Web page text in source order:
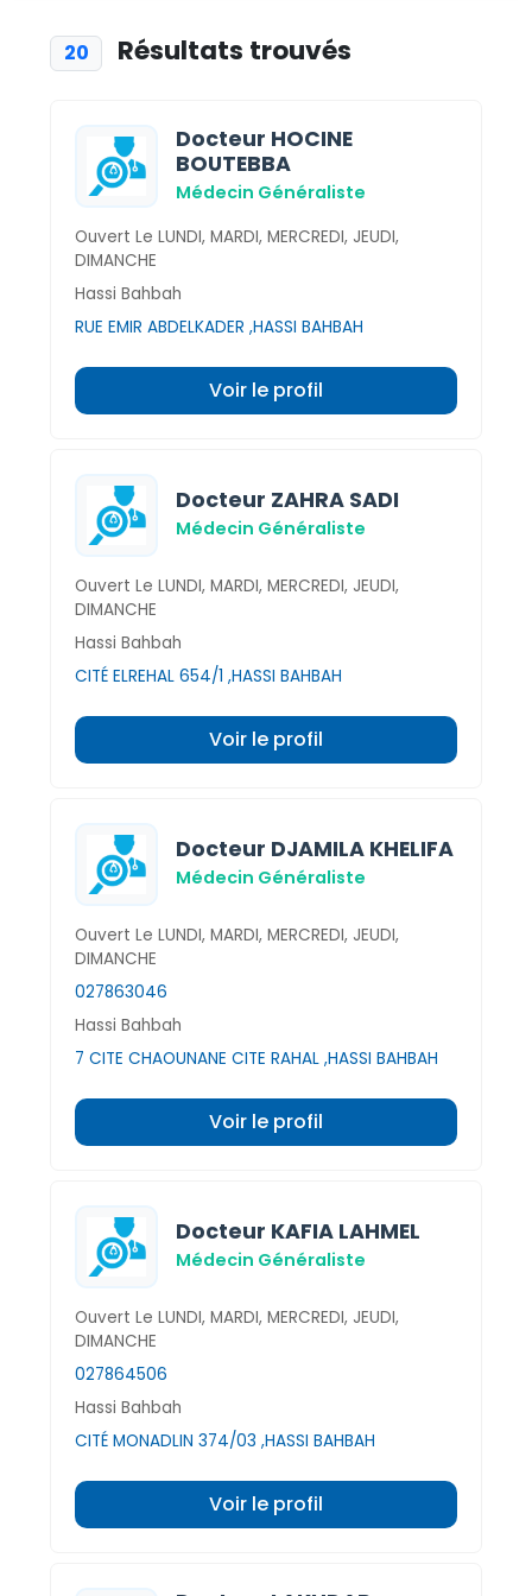
20 Résultats trouvés
Docteur HOCINE
BOUTEBBA
Médecin Généraliste
Ouvert Le LUNDI, MARDI, MERCREDI, JEUDI,
DIMANCHE
Hassi Bahbah
RUE EMIR ABDELKADER ,HASSI BAHBAH
Voir le profil
Docteur ZAHRA SADI
Médecin Généraliste
Ouvert Le LUNDI, MARDI, MERCREDI, JEUDI,
DIMANCHE
Hassi Bahbah
CITÉ ELREHAL 654/1 ,HASSI BAHBAH
Voir le profil
Docteur DJAMILA KHELIFA
Médecin Généraliste
Ouvert Le LUNDI, MARDI, MERCREDI, JEUDI,
DIMANCHE
027863046
Hassi Bahbah
7 CITE CHAOUNANE CITE RAHAL ,HASSI BAHBAH
Voir le profil
Docteur KAFIA LAHMEL
Médecin Généraliste
Ouvert Le LUNDI, MARDI, MERCREDI, JEUDI,
DIMANCHE
027864506
Hassi Bahbah
CITÉ MONADLIN 374/03 ,HASSI BAHBAH
Voir le profil